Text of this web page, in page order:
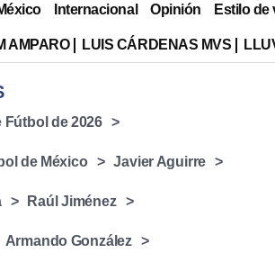
Internacional Opinión Estilo de
AMPARO LUIS CÁRDENAS MVS
Fútbol de 2026
de México Javier Aguirre
Raúl Jiménez
Armando González